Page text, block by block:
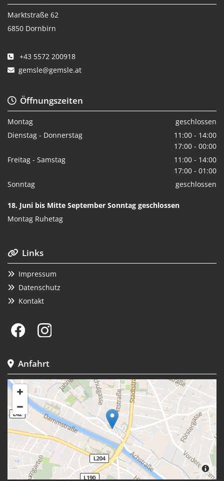
Marktstraße 62
6850 Dornbirn
 +43 5572 200918
 gemsle@gemsle.at
Öffnungszeiten
Montag
geschlossen
Dienstag - Donnerstag
11:00 - 14:00
17:00 - 00:00
Freitag - Samstag
11:00 - 14:00
17:00 - 01:00
Sonntag
geschlossen
18. Juni bis Mitte September Sonntag geschlossen
Montag Ruhetag
 Links
 Impressum
 Datenschutz
 Kontakt
 Anfahrt